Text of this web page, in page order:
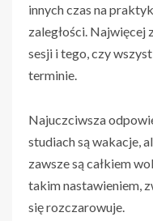
innych czas na
zaległości. Najwięcej
sesji i tego, czy
terminie.
Najuczciwsza
studiach są wakacje,
zawsze są całkiem
takim nastawieniem,
się rozczarowuje.